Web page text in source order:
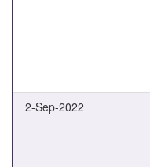
2-Sep-2022